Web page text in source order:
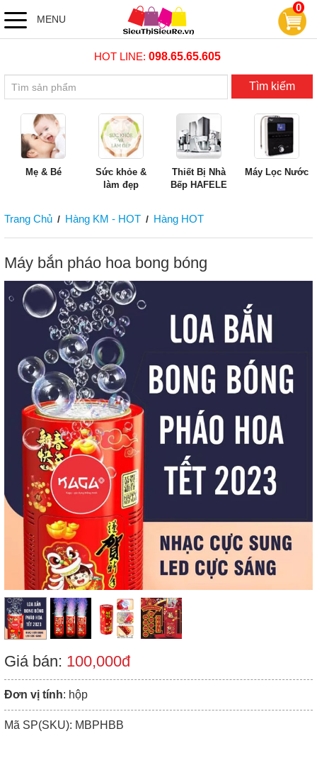
MENU
0
HOT LINE: 098.65.65.605
Tìm kiếm
Mẹ & Bé
Sức khỏe &
làm đẹp
Thiết Bị Nhà
Bếp HAFELE
Máy Lọc Nước
Trang Chủ / Hàng KM - HOT / Hàng HOT
Máy bắn pháo hoa bong bóng
Giá bán: 100,000đ
Đơn vị tính: hộp
Mã SP(SKU): MBPHBB